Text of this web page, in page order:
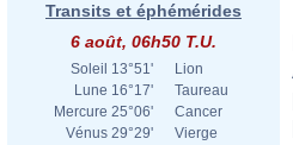
Transits et éphémérides
6 août, 06h50 T.U.
Soleil 13°51'
Lion
Lune 16°17'
Taureau
Mercure 25°06'
Cancer
Vénus 29°29'
Vierge